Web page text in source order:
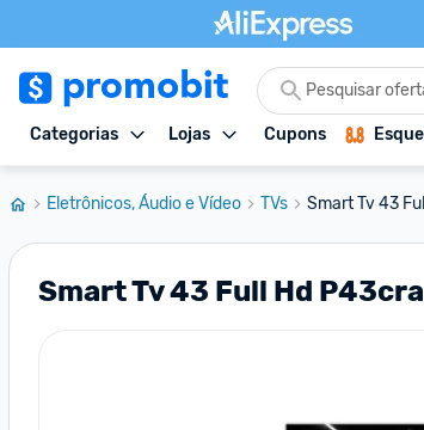
Categorias Lojas Cupons
Eletrônicos, Áudio e Vídeo TVs Smart Tv 43
Smart Tv 43 Full Hd